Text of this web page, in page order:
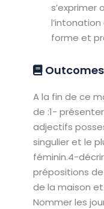
l’intonation
forme et
Outcomes
A la fin de ce
de :1-
adjectifs
singulier et le
féminin.4-
prépositions
de la maison
Nommer les